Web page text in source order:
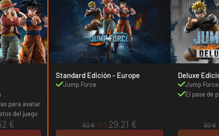
para avatar
del juego
€
Standard Edición - Europe
Jump Force
60 €-51%29.21 €
Deluxe
Jump Force
El pase de
90 €